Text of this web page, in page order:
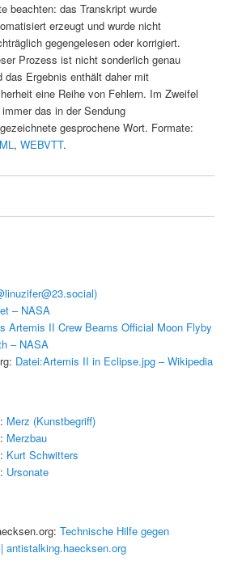
beachten: das Transkript wurde
erzeugt und wurde nicht
gegengelesen oder korrigiert.
Prozess ist nicht sonderlich genau
das Ergebnis enthält daher mit
eine Reihe von Fehlern. Im Zweifel
das in der Sendung
gesprochene Wort. Formate:
, WEBVTT.
– NASA
Artemis II Crew Beams Official Moon Flyby
– NASA
Datei:Artemis II in Eclipse.jpg – Wikipedia
Merz (Kunstbegriff)
Merzbau
Kurt Schwitters
Ursonate
Technische Hilfe gegen
antistalking.haecksen.org